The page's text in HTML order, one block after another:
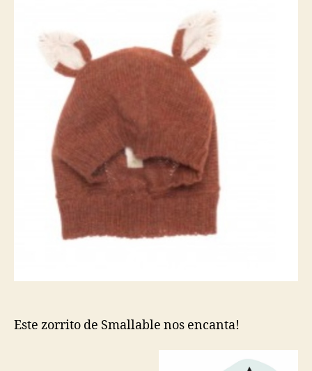
Este zorrito de Smallable nos encanta!